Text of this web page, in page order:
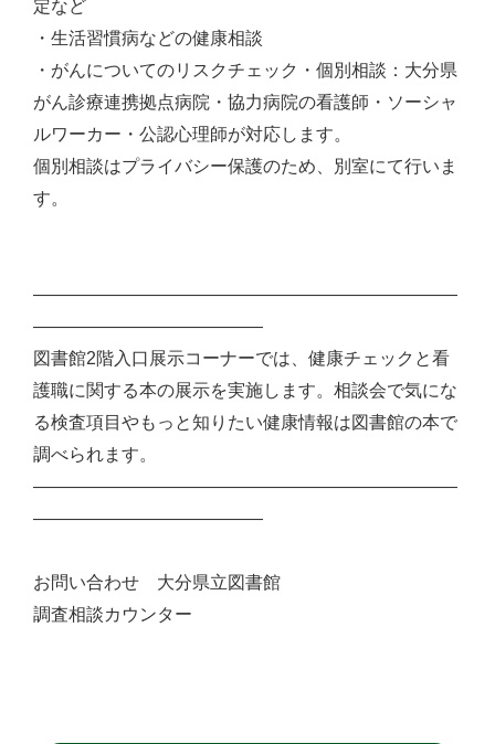
定など
・生活習慣病などの健康相談
・がんについてのリスクチェック・個別相談：大分県
がん診療連携拠点病院・協力病院の看護師・ソーシャ
ルワーカー・公認心理師が対応します。
個別相談はプライバシー保護のため、別室にて行いま
す。
――――――――――――――――――――――――
―――――――――――――
図書館2階入口展示コーナーでは、健康チェックと看
護職に関する本の展示を実施します。相談会で気にな
る検査項目やもっと知りたい健康情報は図書館の本で
調べられます。
――――――――――――――――――――――――
―――――――――――――
お問い合わせ 大分県立図書館
調査相談カウンター